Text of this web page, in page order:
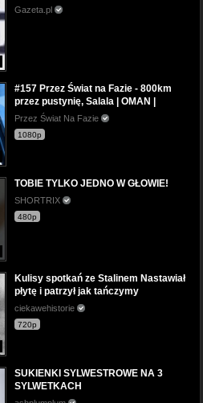
Gazeta.pl
#157 Przez Świat na Fazie - 800km
przez pustynię, Salala | OMAN |
Przez Świat Na Fazie
1080p
TOBIE TYLKO JEDNO W GŁOWIE!
SHORTRIX
480p
Kulisy spotkań ze Stalinem Nastawiał
płytę i patrzył jak tańczymy
ciekawehistorie
720p
SUKIENKI SYLWESTROWE NA 3
SYLWETKACH